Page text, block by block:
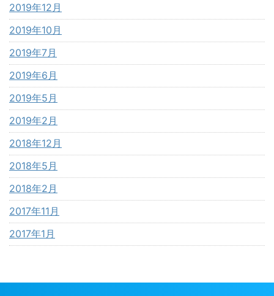
2019年12月
2019年10月
2019年7月
2019年6月
2019年5月
2019年2月
2018年12月
2018年5月
2018年2月
2017年11月
2017年1月